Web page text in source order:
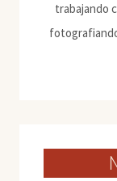
trabajando